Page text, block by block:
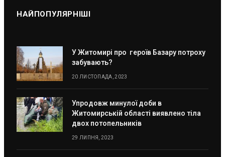
НАЙПОПУЛЯРНІШІ
У Житомирі про героїв Базару потроху
забувають?
20 ЛИСТОПАДА, 2023
Упродовж минулої доби в
Житомирській області виявлено тіла
двох потопельників
29 ЛИПНЯ, 2023